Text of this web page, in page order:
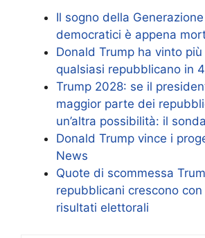
Il sogno della
democratici è appena
Donald Trump ha vinto
qualsiasi repubblicano in
Trump 2028: se il
maggior parte dei
un’altra possibilità: il
Donald Trump vince i
News
Quote di scommessa
repubblicani crescono con
risultati elettorali